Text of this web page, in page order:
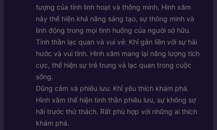
tượng của tính linh hoạt và thông minh. Hình xăm
này thể hiện khả năng sáng tạo, sự thông minh và
linh động trong mọi tình huống của người sở hữu.
Tinh thần lạc quan và vui vẻ: Khỉ gắn liền với sự hài
hước và vui tính. Hình xăm mang lại năng lượng tích
cực, thể hiện sự trẻ trung và lạc quan trong cuộc
sống.
Dũng cảm và phiêu lưu: Khỉ yêu thích khám phá.
Hình xăm thể hiện tinh thần phiêu lưu, sự không sợ
hãi trước thử thách. Rất phù hợp với những ai thích
khám phá.